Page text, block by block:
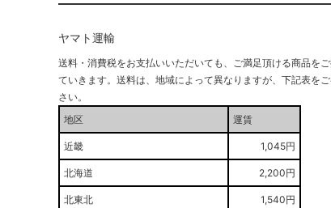
ヤマト運輸
送料・消費税をお支払いいただいても、ご満足頂ける商品を
ていきます。送料は、地域によって異なりますが、下記表を
さい。
地区
運賃
近畿 1,045円
北海道 2,200円
北東北 1,540円